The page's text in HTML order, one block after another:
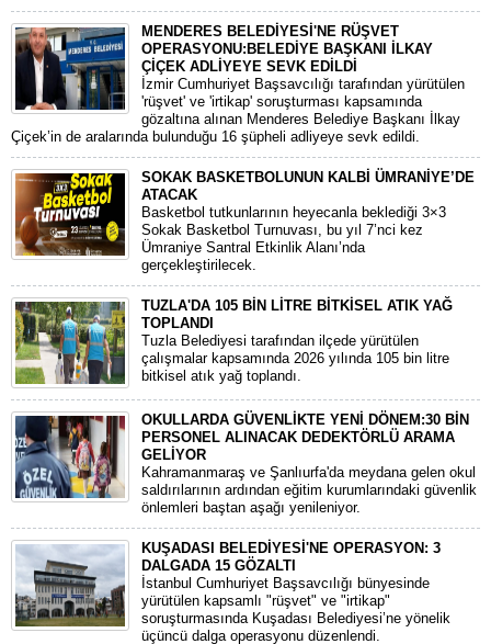
MENDERES BELEDİYESİ'NE RÜŞVET
OPERASYONU:BELEDİYE BAŞKANI İLKAY
ÇİÇEK ADLİYEYE SEVK EDİLDİ
​İzmir Cumhuriyet Başsavcılığı tarafından yürütülen
'rüşvet' ve 'irtikap' soruşturması kapsamında
gözaltına alınan Menderes Belediye Başkanı İlkay
Çiçek’in de aralarında bulunduğu 16 şüpheli adliyeye sevk edildi.
SOKAK BASKETBOLUNUN KALBİ ÜMRANİYE’DE
ATACAK
Basketbol tutkunlarının heyecanla beklediği 3×3
Sokak Basketbol Turnuvası, bu yıl 7’nci kez
Ümraniye Santral Etkinlik Alanı’nda
gerçekleştirilecek.
TUZLA'DA 105 BİN LİTRE BİTKİSEL ATIK YAĞ
TOPLANDI
Tuzla Belediyesi tarafından ilçede yürütülen
çalışmalar kapsamında 2026 yılında 105 bin litre
bitkisel atık yağ toplandı.
OKULLARDA GÜVENLİKTE YENİ DÖNEM:30 BİN
PERSONEL ALINACAK DEDEKTÖRLÜ ARAMA
GELİYOR
​Kahramanmaraş ve Şanlıurfa'da meydana gelen okul
saldırılarının ardından eğitim kurumlarındaki güvenlik
önlemleri baştan aşağı yenileniyor.
KUŞADASI BELEDİYESİ'NE OPERASYON: 3
DALGADA 15 GÖZALTI
​İstanbul Cumhuriyet Başsavcılığı bünyesinde
yürütülen kapsamlı "rüşvet" ve "irtikap"
soruşturmasında Kuşadası Belediyesi’ne yönelik
üçüncü dalga operasyonu düzenlendi.